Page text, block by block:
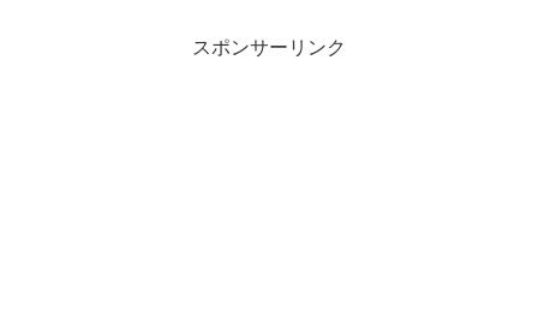
スポンサーリンク